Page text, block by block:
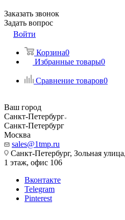
Заказать звонок
Задать вопрос
Войти
Корзина0
Избранные товары0
Сравнение товаров0
Ваш город
Санкт-Петербург
Санкт-Петербург
Москва
sales@1tmp.ru
Санкт-Петербург, Зольная
1 этаж, офис 106
Вконтакте
Telegram
Pinterest